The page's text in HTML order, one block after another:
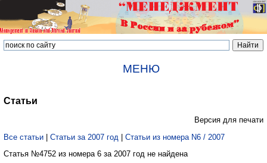
МЕНЮ
Статьи
Версия для печати
Все статьи | Статьи за 2007 год | Статьи из номера N6 / 2007
Статья №4752 из номера 6 за 2007 год не найдена